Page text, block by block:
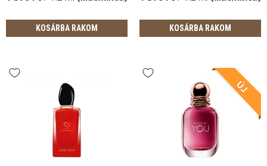
KOSÁRBA RAKOM KOSÁRBA RAKOM